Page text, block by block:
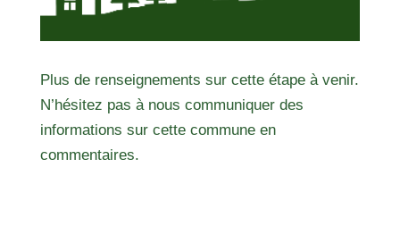
Plus de renseignements sur cette étape à venir.
N’hésitez pas à nous communiquer des
informations sur cette commune en
commentaires.